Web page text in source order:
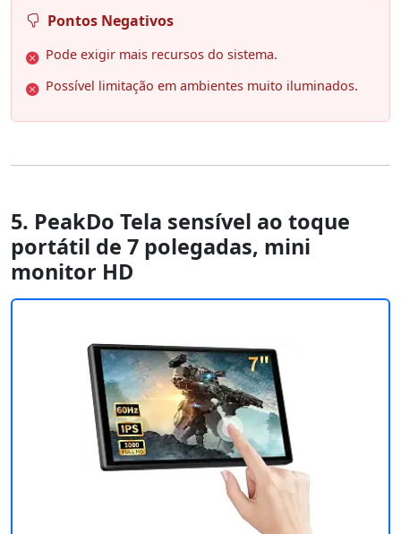
Pontos Negativos
Pode exigir mais recursos do sistema.
Possível limitação em ambientes muito iluminados.
5. PeakDo Tela sensível ao toque
portátil de 7 polegadas, mini
monitor HD